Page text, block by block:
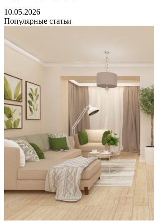
10.05.2026
Популярные статьи